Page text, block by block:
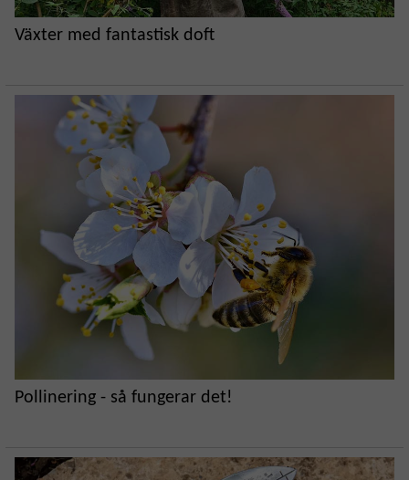
Växter med fantastisk doft
Pollinering - så fungerar det!